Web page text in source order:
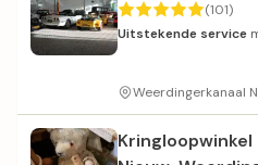
(101)
Uitstekende service
Weerdingerkanaal